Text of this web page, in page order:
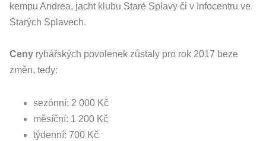
kempu Andrea, jacht klubu Staré Splavy či v Infocentru ve
Starých Splavech.
Ceny rybářských povolenek zůstaly pro rok 2017 beze
změn, tedy:
sezónní: 2 000 Kč
měsíční: 1 200 Kč
týdenní: 700 Kč